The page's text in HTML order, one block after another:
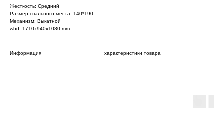
Жесткость: Средний
Размер спального места: 140*190
Механизм: Выкатной
whd: 1710x940x1080 mm
Информация характеристики товара